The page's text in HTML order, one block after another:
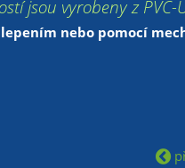
jsou vyrobeny z PVC-
nebo pomocí